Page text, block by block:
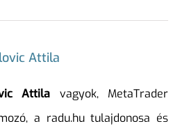
Attila
Attila vagyok, MetaTrader
a radu.hu tulajdonosa és